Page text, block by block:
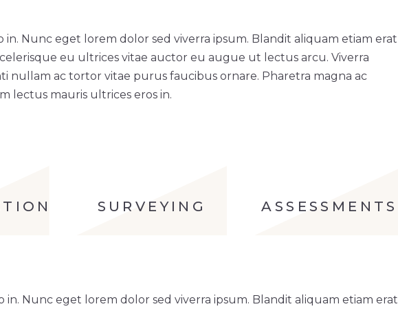
in. Nunc eget lorem dolor sed viverra ipsum. Blandit aliquam etiam erat
eu ultrices vitae auctor eu augue ut lectus arcu. Viverra
nullam ac tortor vitae purus faucibus ornare. Pharetra magna ac
lectus mauris ultrices eros in.
SURVEYING ASSESSMENTS
in. Nunc eget lorem dolor sed viverra ipsum. Blandit aliquam etiam erat